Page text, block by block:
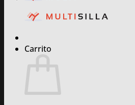
Carrito